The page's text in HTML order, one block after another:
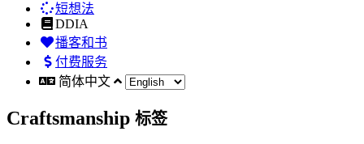
短想法
DDIA
播客和书
付费服务
简体中文
Craftsmanship 标签